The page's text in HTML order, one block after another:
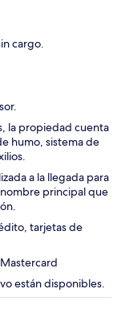
cargo.
la propiedad cuenta
humo, sistema de
a la llegada para
principal que
tarjetas de
están disponibles.